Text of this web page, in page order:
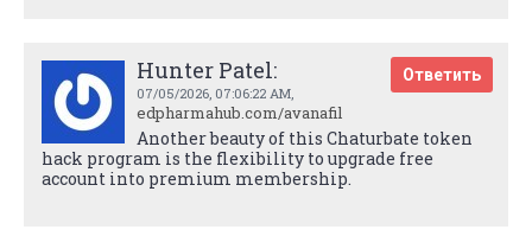
Hunter Patel:
07/05/2026, 07:06:22 AM,
edpharmahub.com/avanafil
Ответить
Another beauty of this Chaturbate token
hack program is the flexibility to upgrade free
account into premium membership.